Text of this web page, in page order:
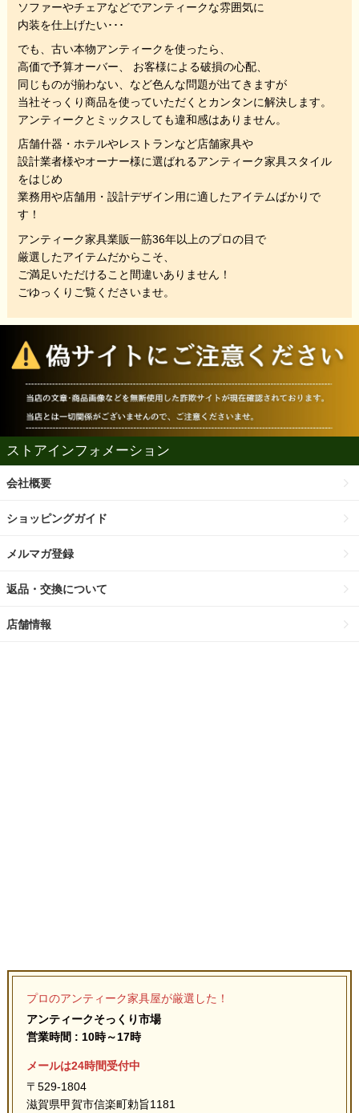
ソファーやチェアなどでアンティークな雰囲気に
内装を仕上げたい･･･
でも、 古い本物アンティークを使ったら、
高価で予算オーバー、 お客様による破損の心配、
同じものが揃わない、 など色んな問題が出てきますが
当社そっくり商品を使っていただくと カンタンに解決します。
アンティークとミックスしても違和感はありません。
店舗什器・ホテルやレストランなど店舗家具や
設計業者様やオーナー様に選ばれるアンティーク家具スタイル
をはじめ
業務用や店舗用・設計デザイン用に適したアイテムばかりで
す！
アンティーク家具業販一筋36年以上のプロの目で
厳選したアイテムだからこそ、
ご満足いただけること間違いありません！
ごゆっくりご覧くださいませ。
ストアインフォメーション
会社概要
ショッピングガイド
メルマガ登録
返品・交換について
店舗情報
プロのアンティーク家具屋が厳選した！
アンティークそっくり市場
営業時間 : 10時～17時
メールは24時間受付中
〒529-1804
滋賀県甲賀市信楽町勅旨1181